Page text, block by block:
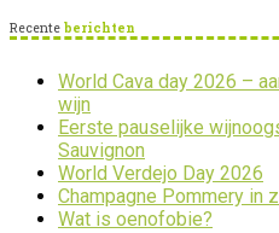
Recente berichten
World Cava day 2026 –
wijn
Eerste pauselijke
Sauvignon
World Verdejo Day 2026
Champagne Pommery in
Wat is oenofobie?